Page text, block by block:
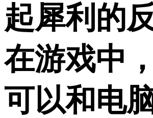
起犀利的
在游戏中
可以和电